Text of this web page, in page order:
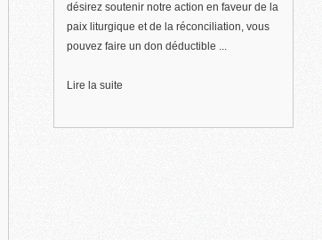
désirez soutenir notre action en faveur de la
paix liturgique et de la réconciliation, vous
pouvez faire un don déductible ...
Lire la suite